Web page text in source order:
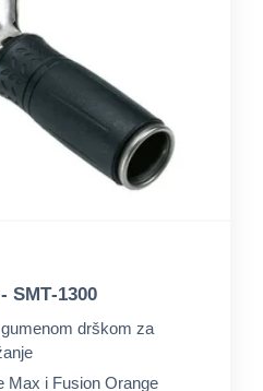
SMT‑1300
drškom za
Max i Fusion Orange